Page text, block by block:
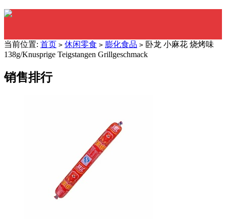
当前位置: 首页 > 休闲零食 > 膨化食品 > 卧龙 小麻花 烧烤味
138g/Knusprige Teigstangen Grillgeschmack
销售排行